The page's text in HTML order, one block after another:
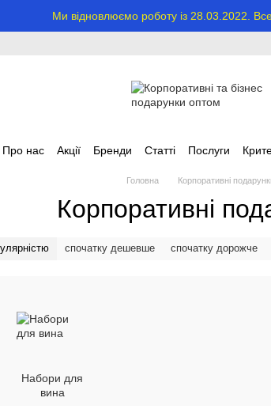
Ми відновлюємо роботу із 28.03.2022.
Про нас Акції Бренди Статті Послуги
Головна Корпоративні
Корпоративні
спочатку дешевше спочатку дорожче
Набори для
вина